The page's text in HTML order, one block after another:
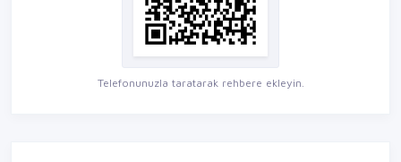
Telefonunuzla taratarak rehbere ekleyin.